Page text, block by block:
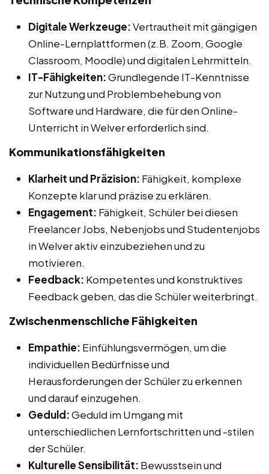
Digitale Werkzeuge:Vertrautheit mit gängigen
Online-Lernplattformen (z.B. Zoom, Google
Classroom, Moodle) und digitalen Lehrmitteln.
IT-Fähigkeiten:Grundlegende IT-Kenntnisse
zur Nutzung und Problembehebung von
Software und Hardware, die für den Online-
Unterricht in Welver erforderlich sind.
Kommunikationsfähigkeiten
Klarheit und Präzision: Fähigkeit, komplexe
Konzepte klar und präzise zu erklären.
Engagement: Fähigkeit, Schüler bei diesen
Freelancer Jobs, Nebenjobs und Studentenjobs
in Welver aktiv einzubeziehen und zu
motivieren.
Feedback: Kompetentes und konstruktives
Feedback geben, das die Schüler weiterbringt.
Zwischenmenschliche Fähigkeiten
Empathie: Einfühlungsvermögen, um die
individuellen Bedürfnisse und
Herausforderungen der Schüler zu erkennen
und darauf einzugehen.
Geduld:Geduld im Umgang mit
unterschiedlichen Lernfortschritten und -stilen
der Schüler.
Kulturelle Sensibilität: Bewusstsein und